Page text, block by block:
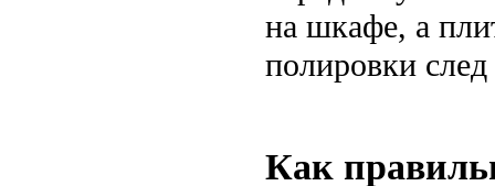
на шкафе, а
полировки
Как